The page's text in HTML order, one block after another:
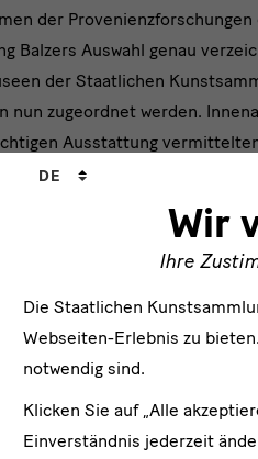
der
Balzers Auswahl genau
der Staatlichen
nun zugeordnet werden.
Ausstattung
den erfolgreichen
gestellt hatten die in
inzwischen Kontakt
rekonstruieren. Die Familie
Druckerei in Bautzen
Weigang". Dort ist auch der
Werke, die auf
für die Staatlichen
Verbleib der Kunstwerke in
Wir
Ihre
Sprachwechsler
DE
Die Staatlichen
Webseiten-Erlebnis zu
notwendig sind.
Klicken Sie auf „Alle
Einverständnis jederzeit